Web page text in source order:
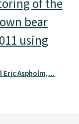
of the
bear
using
Aspholm, ...